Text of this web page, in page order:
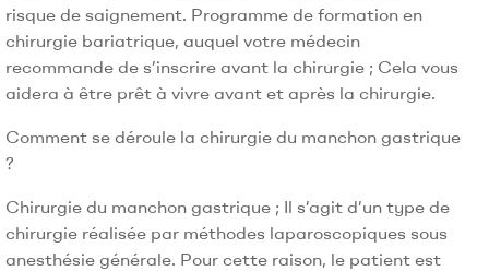
risque de saignement. Programme de formation en
chirurgie bariatrique, auquel votre médecin
recommande de s’inscrire avant la chirurgie ; Cela vous
aidera à être prêt à vivre avant et après la chirurgie.
Comment se déroule la chirurgie du manchon gastrique
?
Chirurgie du manchon gastrique ; Il s’agit d’un type de
chirurgie réalisée par méthodes laparoscopiques sous
anesthésie générale. Pour cette raison, le patient est